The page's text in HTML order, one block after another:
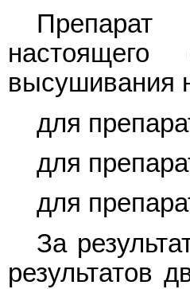
Препарат
высушивания
для
для
для
За
результатов